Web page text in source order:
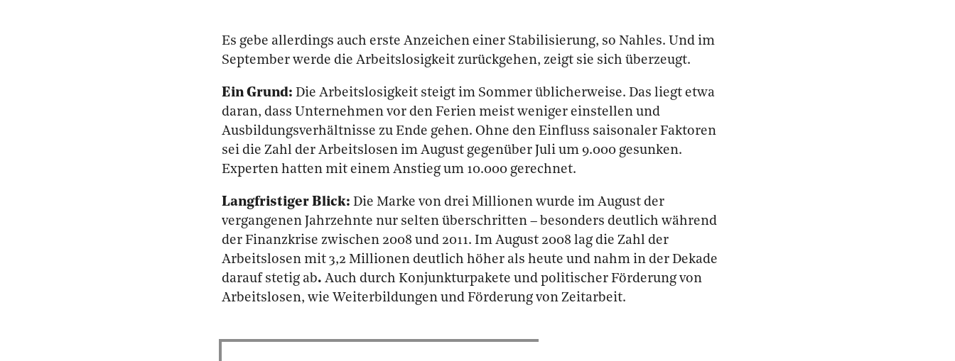
Es gebe allerdings auch erste Anzeichen einer Stabilisierung, so Nahles. Und im
September werde die Arbeitslosigkeit zurückgehen, zeigt sie sich überzeugt.
Ein Grund: Die Arbeitslosigkeit steigt im Sommer üblicherweise. Das liegt etwa
daran, dass Unternehmen vor den Ferien meist weniger einstellen und
Ausbildungsverhältnisse zu Ende gehen. Ohne den Einfluss saisonaler Faktoren
sei die Zahl der Arbeitslosen im August gegenüber Juli um 9.000 gesunken.
Experten hatten mit einem Anstieg um 10.000 gerechnet.
Langfristiger Blick: Die Marke von drei Millionen wurde im August der
vergangenen Jahrzehnte nur selten überschritten – besonders deutlich während
der Finanzkrise zwischen 2008 und 2011. Im August 2008 lag die Zahl der
Arbeitslosen mit 3,2 Millionen deutlich höher als heute und nahm in der Dekade
darauf stetig ab. Auch durch Konjunkturpakete und politischer Förderung von
Arbeitslosen, wie Weiterbildungen und Förderung von Zeitarbeit.